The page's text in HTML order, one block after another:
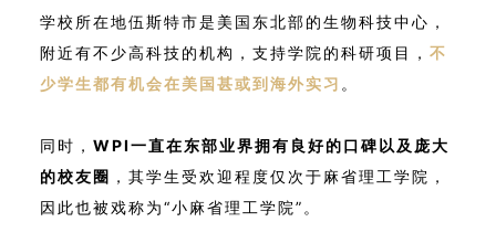
学校所在地伍斯特市是美国东北部的生物科技中心，
附近有不少高科技的机构，支持学院的科研项目， 不
少学生都有机会在美国甚或到海外实习 。
同时， WPI一直在东部业界拥有良好的口碑以及庞大
的校友圈 ，其学生受欢迎程度仅次于麻省理工学院，
因此也被戏称为“小麻省理工学院”。